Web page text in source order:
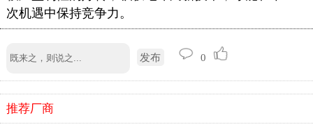
次机遇中保持竞争力。
发布 0
推荐厂商